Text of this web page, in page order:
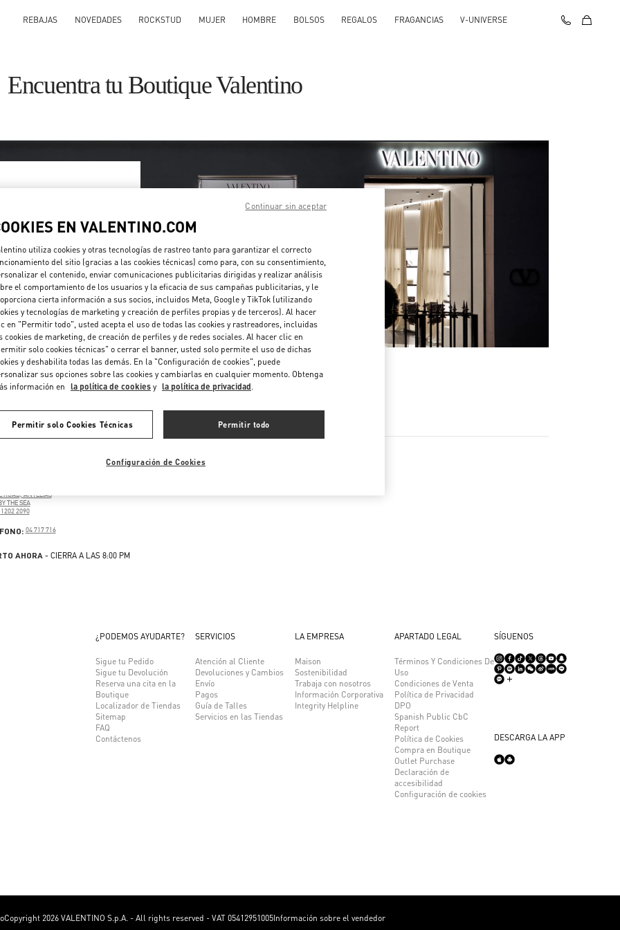
REBAJAS NOVEDADES ROCKSTUD MUJER HOMBRE BOLSOS REGALOS FRAGANCIAS V-UNIVERSE
Encuentra tu Boutique Valentino
región
o haciendo click en la lista
postal o ciudad y país
Buscar
ROAD, ANTELIAS
THE SEA
1202 2090
PHONE
04 717 716
AHORA- CIERRA A LAS 8:00 PM
EN VALENTINO.COM
utiliza cookies y otras tecnologías de rastreo tanto para garantizar el correcto
del sitio (gracias a las cookies técnicas) como para, con su consentimiento,
el contenido, enviar comunicaciones publicitarias dirigidas y realizar análisis
el comportamiento de los usuarios y la eficacia de sus campañas publicitarias, y le
cierta información a sus socios, incluidos Meta, Google y TikTok (utilizando
y tecnologías de marketing y creación de perfiles propias y de terceros). Al hacer
en "Permitir todo", usted acepta el uso de todas las cookies y rastreadores, incluidas
cookies de marketing, de creación de perfiles y de redes sociales. Al hacer clic en
solo cookies técnicas" o cerrar el banner, usted solo permite el uso de dichas
y deshabilita todas las demás. En la "Configuración de cookies", puede
sus opciones sobre las cookies y cambiarlas en cualquier momento. Obtenga
información en la política de cookies y la política de privacidad.
Permitir solo Cookies Técnicas Permitir todo
Configuración de Cookies
Continuar sin aceptar
¿PODEMOS AYUDARTE?
Sigue tu Pedido
Sigue tu Devolución
Reserva una cita en la
Boutique
Localizador de Tiendas
Sitemap
FAQ
Contáctenos
SERVICIOS
Atención al Cliente
Devoluciones y Cambios
Envío
Pagos
Guía de Talles
Servicios en las Tiendas
LA EMPRESA
Maison
Sostenibilidad
Trabaja con nosotros
Información Corporativa
Integrity Helpline
APARTADO LEGAL
Términos Y Condiciones De
Uso
Condiciones de Venta
Política de Privacidad
DPO
Spanish Public CbC
Report
Política de Cookies
Compra en Boutique
Outlet Purchase
Declaración de
accesibilidad
Configuración de cookies
SÍGUENOS
DESCARGA LA APP
Copyright 2026 VALENTINO S.p.A. - All rights reserved - VAT 05412951005Información sobre el vendedor